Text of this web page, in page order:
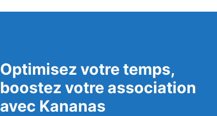
Optimisez votre temps,
boostez votre association
avec Kananas